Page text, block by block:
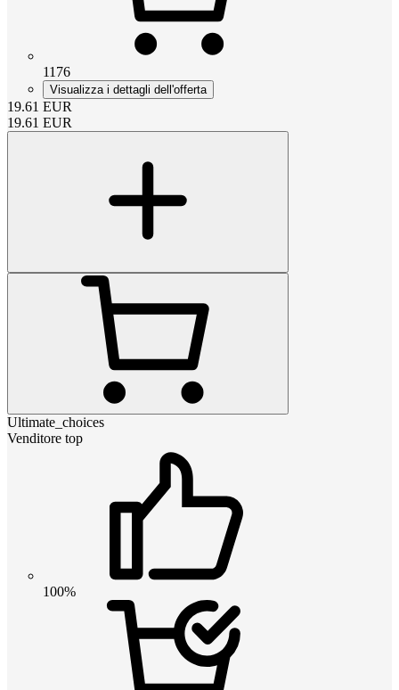
1176
Visualizza i dettagli dell'offerta
19.61 EUR
19.61 EUR
Ultimate_choices
Venditore top
100%